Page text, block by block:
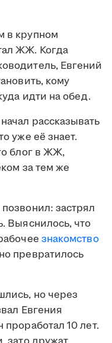
в крупном
ЖЖ. Когда
Евгений
кому
идти на обед.
рассказывать
уже её знает.
блог в ЖЖ,
за тем же
застрял
Выяснилось, что
знакомство
превратилось
но через
Евгения
10 лет.